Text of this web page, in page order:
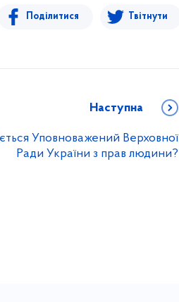
Поділитися Твітнути
Наступна
Уповноважений Верховної
Ради України з прав людини?